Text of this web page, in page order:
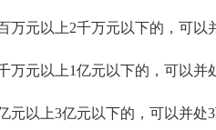
元以上2千万元以下的，可以
元以上1亿元以下的，可以并
以上3亿元以下的，可以并处3